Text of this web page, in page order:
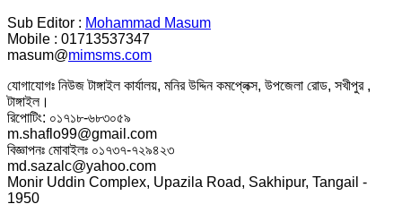
Sub Editor : Mohammad Masum
Mobile : 01713537347
masum@mimsms.com
যোগাযোগঃ নিউজ টাঙ্গাইল কার্যালয়, মনির উদ্দিন কমপ্লেক্স, উপজেলা রোড, সখীপুর ,
টাঙ্গাইল।
রিপোটিং: ০১৭১৮-৬৮৩০৫৯
m.shaflo99@gmail.com
বিজ্ঞাপনঃ মোবাইলঃ ০১৭৩৭-৭২৯৪২৩
md.sazalc@yahoo.com
Monir Uddin Complex, Upazila Road, Sakhipur, Tangail -
1950